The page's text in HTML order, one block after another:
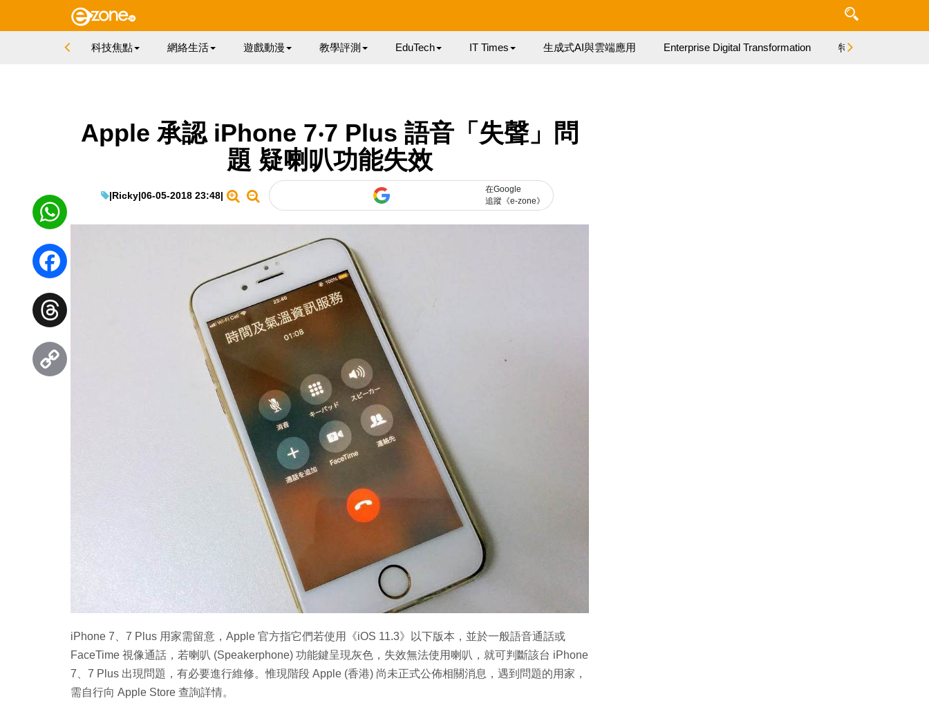
科技焦點 網絡生活 遊戲動漫 教學評測 EduTech IT Times 生成式AI與雲端應用 Enterprise Digital Transformation 特集
Apple 承認 iPhone 7‧7 Plus 語音「失聲」問
題 疑喇叭功能失效
|Ricky|06-05-2018 23:48|
在Google
追蹤《e-zone》
iPhone 7、7 Plus 用家需留意，Apple 官方指它們若使用《iOS 11.3》以下版本，並於一般語音通話或
FaceTime 視像通話，若喇叭 (Speakerphone) 功能鍵呈現灰色，失效無法使用喇叭，就可判斷該台 iPhone
7、7 Plus 出現問題，有必要進行維修。惟現階段 Apple (香港) 尚未正式公佈相關消息，遇到問題的用家，
需自行向 Apple Store 查詢詳情。
WhatsApp
Facebook
Threads